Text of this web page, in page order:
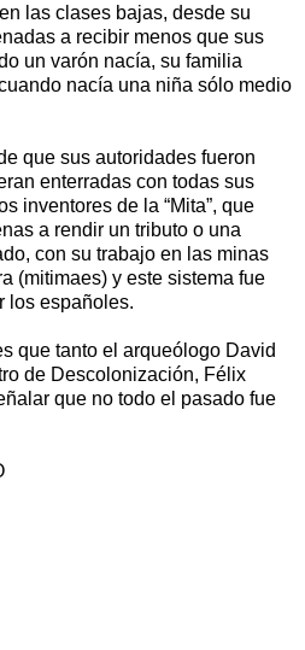
las clases bajas, desde su
a recibir menos que sus
un varón nacía, su familia
nacía una niña sólo medio
que sus autoridades fueron
enterradas con todas sus
inventores de la “Mita”, que
a rendir un tributo o una
con su trabajo en las minas
(mitimaes) y este sistema fue
los españoles.
que tanto el arqueólogo David
de Descolonización, Félix
que no todo el pasado fue